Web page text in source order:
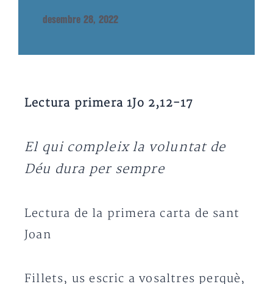
desembre 28, 2022
Lectura primera 1Jo 2,12-17
El qui compleix la voluntat de
Déu dura per sempre
Lectura de la primera carta de sant
Joan
Fillets, us escric a vosaltres perquè,